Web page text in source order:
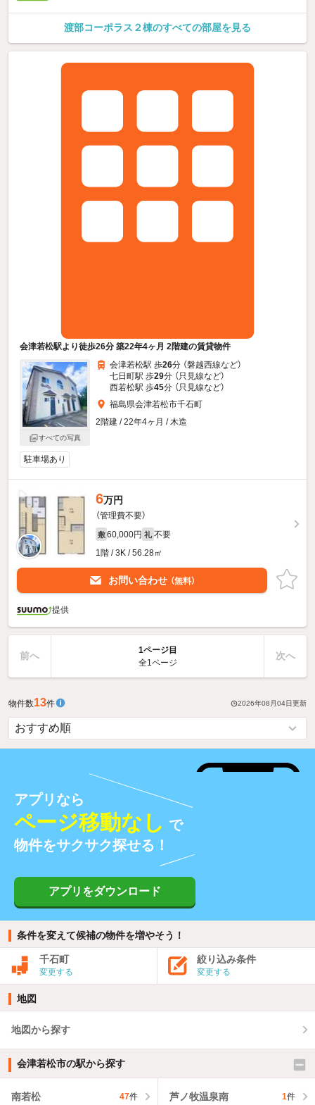
渡部コーポラス２棟のすべての部屋を見る
会津若松駅より徒歩26分 築22年4ヶ月 2階建の賃貸物件
すべての写真
会津若松駅 歩26分 （磐越西線など）
七日町駅 歩29分 （只見線など）
西若松駅 歩45分 （只見線など）
福島県会津若松市千石町
2階建 / 22年4ヶ月 / 木造
駐車場あり
6万円
（管理費不要）
敷 60,000円 礼 不要
1階 / 3K / 56.28㎡
お問い合わせ （無料）
提供
前へ
1ページ目
全1ページ
次へ
物件数13件 2026年08月04日更新
アプリなら
ページ移動なし で
物件をサクサク探せる！
アプリをダウンロード
条件を変えて候補の物件を増やそう！
千石町
変更する
絞り込み条件
変更する
地図
地図から探す
会津若松市の駅から探す
南若松 47件 芦ノ牧温泉南 1件